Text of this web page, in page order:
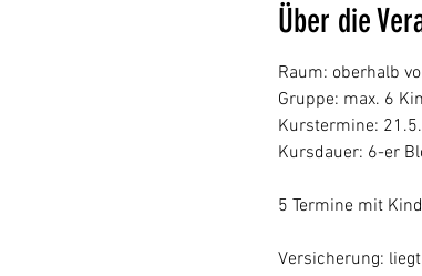
Über die
Raum: oberhalb
Gruppe: max. 6
Kurstermine:
Kursdauer: 6-er
5 Termine mit
Versicherung: